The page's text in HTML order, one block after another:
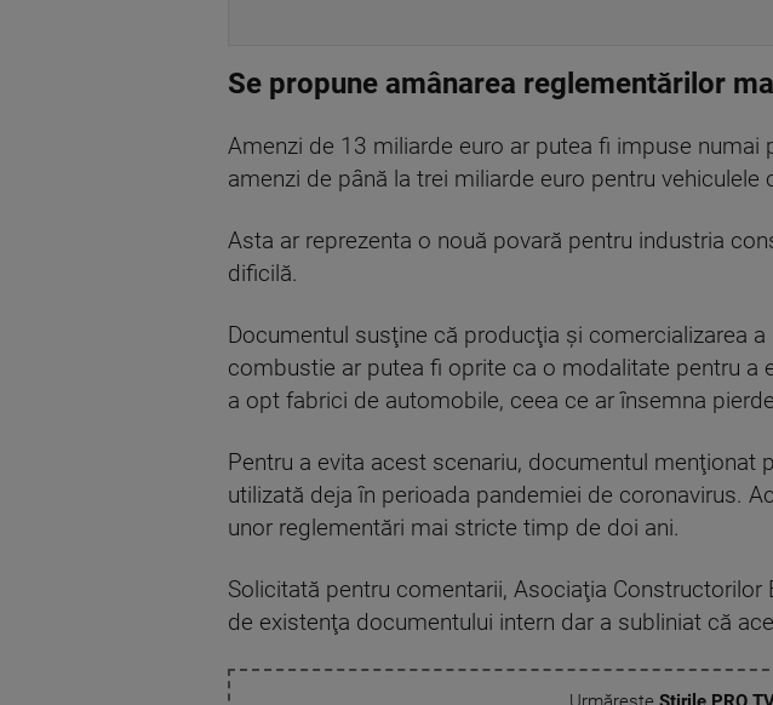
Se propune amânarea reglementărilor
Amenzi de 13 miliarde euro ar putea fi impuse
amenzi de până la trei miliarde euro pentru vehiculele
Asta ar reprezenta o nouă povară pentru industria
dificilă.
Documentul susţine că producţia şi comercializarea
combustie ar putea fi oprite ca o modalitate pentru a
a opt fabrici de automobile, ceea ce ar însemna
Pentru a evita acest scenariu, documentul menţionat
utilizată deja în perioada pandemiei de coronavirus.
unor reglementări mai stricte timp de doi ani.
Solicitată pentru comentarii, Asociaţia
de existenţa documentului intern dar a subliniat că